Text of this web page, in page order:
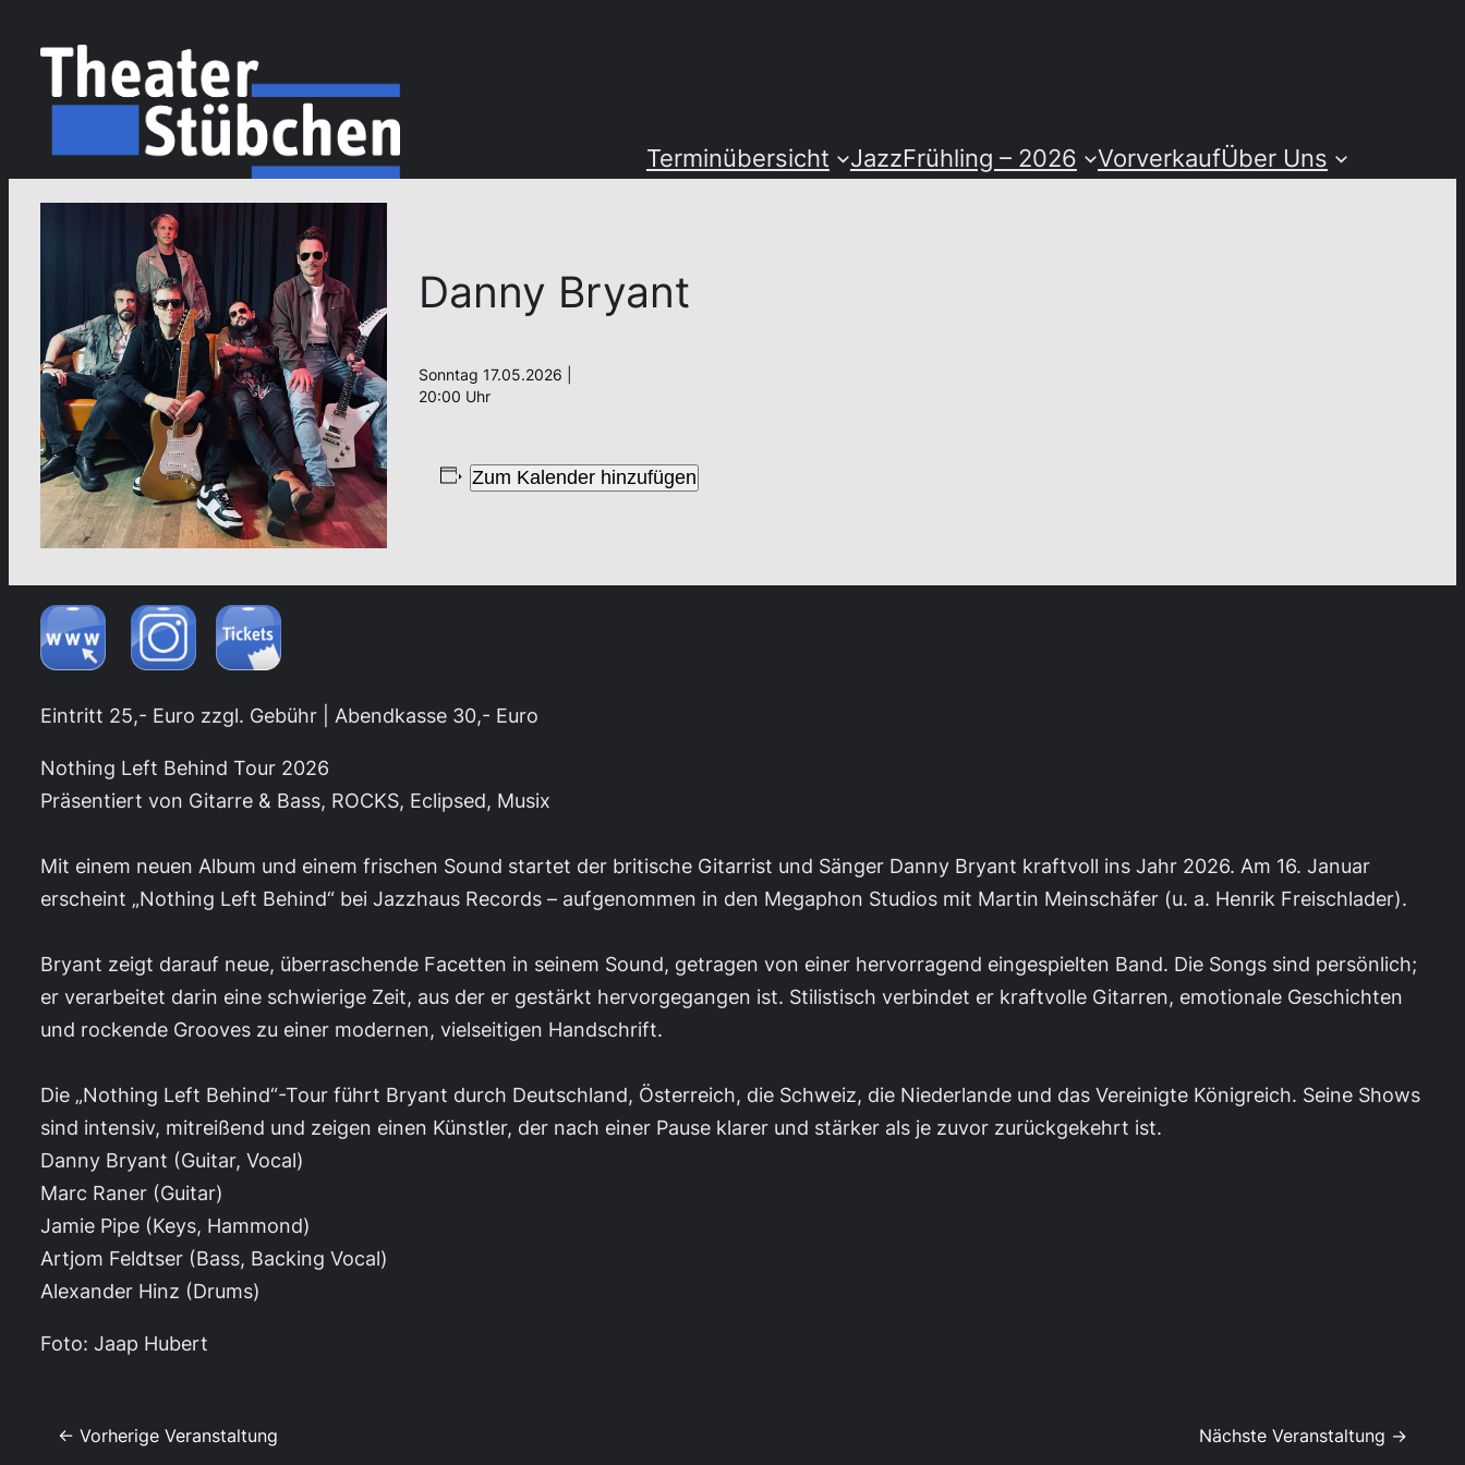
Terminübersicht JazzFrühling – 2026 VorverkaufÜber Uns
Danny Bryant
Sonntag 17.05.2026 |
20:00 Uhr
Zum Kalender hinzufügen
Eintritt 25,- Euro zzgl. Gebühr | Abendkasse 30,- Euro
Nothing Left Behind Tour 2026
Präsentiert von Gitarre & Bass, ROCKS, Eclipsed, Musix
Mit einem neuen Album und einem frischen Sound startet der britische Gitarrist und Sänger Danny Bryant kraftvoll ins Jahr 2026. Am 16. Januar
erscheint „Nothing Left Behind“ bei Jazzhaus Records – aufgenommen in den Megaphon Studios mit Martin Meinschäfer (u. a. Henrik Freischlader).
Bryant zeigt darauf neue, überraschende Facetten in seinem Sound, getragen von einer hervorragend eingespielten Band. Die Songs sind persönlich;
er verarbeitet darin eine schwierige Zeit, aus der er gestärkt hervorgegangen ist. Stilistisch verbindet er kraftvolle Gitarren, emotionale Geschichten
und rockende Grooves zu einer modernen, vielseitigen Handschrift.
Die „Nothing Left Behind“-Tour führt Bryant durch Deutschland, Österreich, die Schweiz, die Niederlande und das Vereinigte Königreich. Seine Shows
sind intensiv, mitreißend und zeigen einen Künstler, der nach einer Pause klarer und stärker als je zuvor zurückgekehrt ist.
Danny Bryant (Guitar, Vocal)
Marc Raner (Guitar)
Jamie Pipe (Keys, Hammond)
Artjom Feldtser (Bass, Backing Vocal)
Alexander Hinz (Drums)
Foto: Jaap Hubert
← Vorherige Veranstaltung Nächste Veranstaltung →